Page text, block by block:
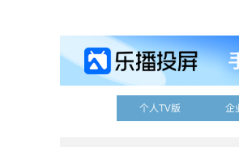
个人TV版 企